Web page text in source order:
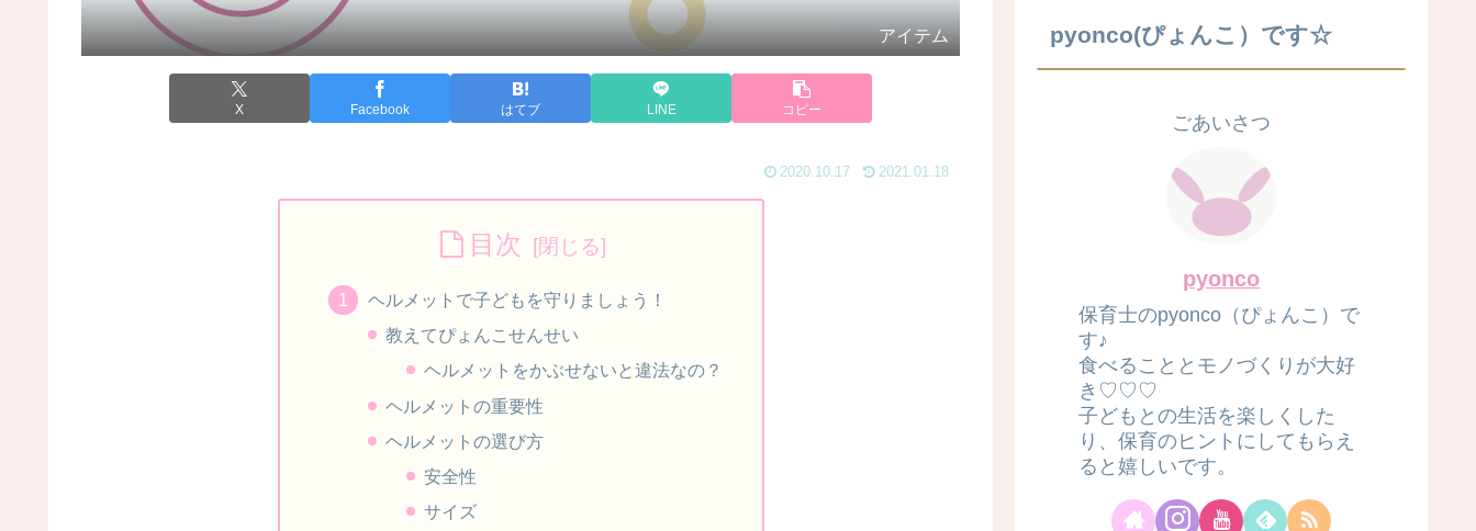
アイテム
X Facebook はてブ LINE コピー
2020.10.17 2021.01.18
目次
ヘルメットで子どもを守りましょう！
教えてぴょんこせんせい
ヘルメットをかぶせないと違法なの？
ヘルメットの重要性
ヘルメットの選び方
安全性
サイズ
pyonco(ぴょんこ）です☆
ごあいさつ
pyonco
保育士のpyonco（ぴょんこ）で
す♪
食べることとモノづくりが大好
き♡♡♡
子どもとの生活を楽しくした
り、保育のヒントにしてもらえ
ると嬉しいです。